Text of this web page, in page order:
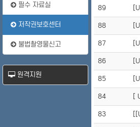
필수 자료실
저작권보호센터
불법촬영물신고
원격지원
89
88
87
86
85
84 [
83